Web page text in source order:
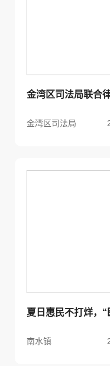
金湾区司法局联合
金湾区司法局
夏日惠民不打烊，“
南水镇